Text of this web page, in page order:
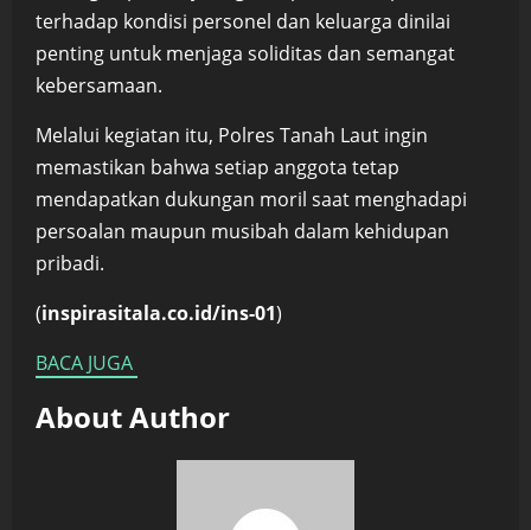
terhadap kondisi personel dan keluarga dinilai
penting untuk menjaga soliditas dan semangat
kebersamaan.
Melalui kegiatan itu, Polres Tanah Laut ingin
memastikan bahwa setiap anggota tetap
mendapatkan dukungan moril saat menghadapi
persoalan maupun musibah dalam kehidupan
pribadi.
(inspirasitala.co.id/ins-01)
BACA JUGA
About Author